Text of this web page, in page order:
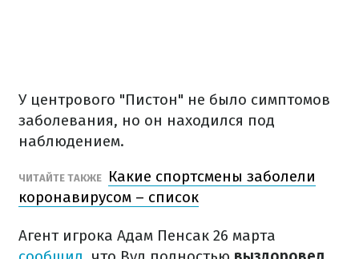
У центрового "Пистон" не было симптомов
заболевания, но он находился под
наблюдением.
ЧИТАЙТЕ ТАКЖЕ
Какие спортсмены заболели
коронавирусом – список
Агент игрока Адам Пенсак 26 марта